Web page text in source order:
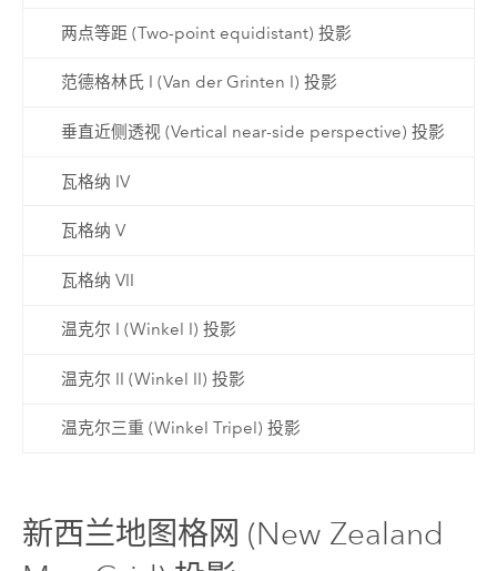
两点等距 (Two-point equidistant) 投影
范德格林氏 I (Van der Grinten I) 投影
垂直近侧透视 (Vertical near-side perspective) 投影
瓦格纳 IV
瓦格纳 V
瓦格纳 VII
温克尔 I (Winkel I) 投影
温克尔 II (Winkel II) 投影
温克尔三重 (Winkel Tripel) 投影
新西兰地图格网 (New Zealand